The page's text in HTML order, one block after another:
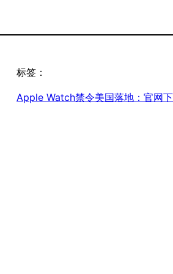
标签：
Apple Watch禁令美国落地：官网